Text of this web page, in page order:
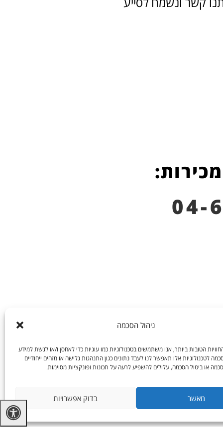
ניהול הסכמה
הטובות ביותר, אנו משתמשים בטכנולוגיות כמו עוגיות כדי לאחסן ו/או לגשת למידע
לטכנולוגיות אלו תאפשר לנו לעבד נתונים כגון התנהגות גלישה או מזהים ייחודיים
או ביטול הסכמה, עלולים להשפיע לרעה על תכונות ופונקציות מסוימות.
מאשר בדוק אפשרויות
04-